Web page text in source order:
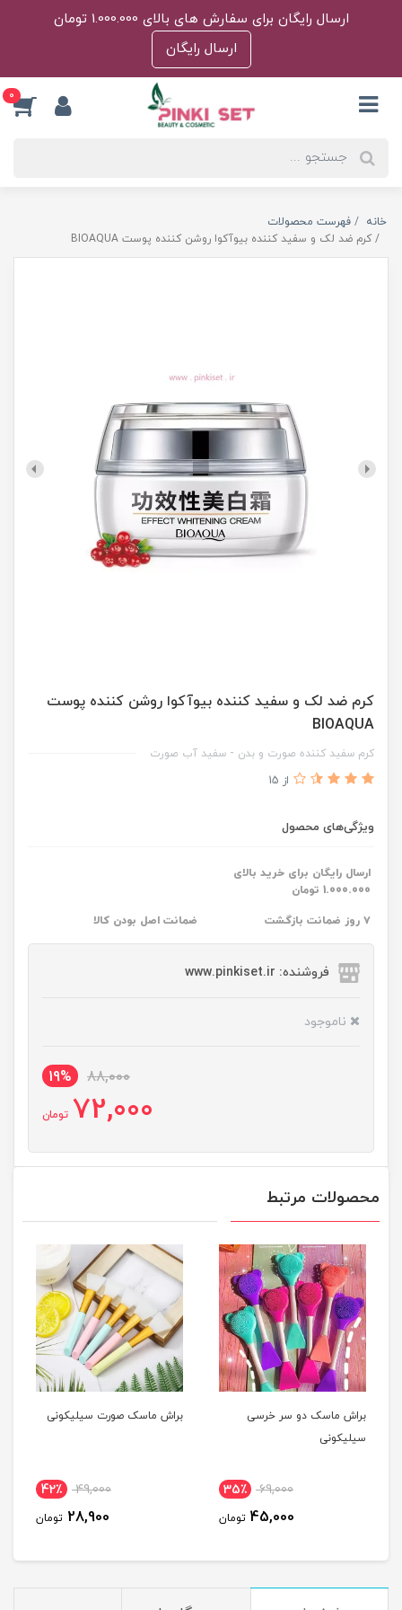
ارسال رایگان برای سفارش های بالای 1.000.000 تومان
ارسال رایگان
0
خانه
فهرست محصولات
کرم ضد لک و سفید کننده بیوآکوا روشن کننده پوست BIOAQUA
کرم ضد لک و سفید کننده بیوآکوا روشن کننده پوست
BIOAQUA
کرم سفید کننده صورت و بدن - سفید آب صورت
از 15
ویژگی‌های محصول
ارسال رایگان برای خرید بالای
1.000.000 تومان
۷ روز ضمانت بازگشت ضمانت اصل بودن کالا
فروشنده: www.pinkiset.ir
ناموجود
88,000
19%
72,000 تومان
محصولات مرتبط
براش ماسک دو سر خرسی
سیلیکونی
69,000 35٪
45,000 تومان
براش ماسک صورت سیلیکونی
49,000 42٪
28,900 تومان